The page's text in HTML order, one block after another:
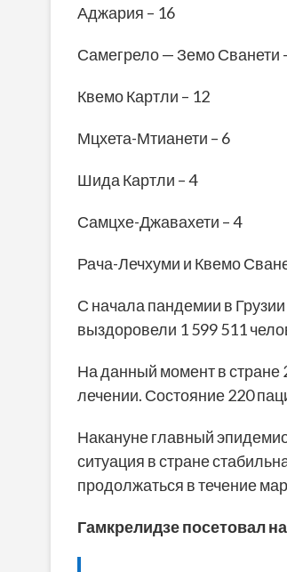
Аджария – 16
Самегрело — Земо Сванети
Квемо Картли – 12
Мцхета-Мтианети – 6
Шида Картли – 4
Самцхе-Джавахети – 4
Рача-Лечхуми и Квемо
С начала пандемии в
выздоровели 1 599 511
На данный момент в стране
лечении. Состояние 220
Накануне главный
ситуация в стране
продолжаться в течение
Гамкрелидзе посетовал